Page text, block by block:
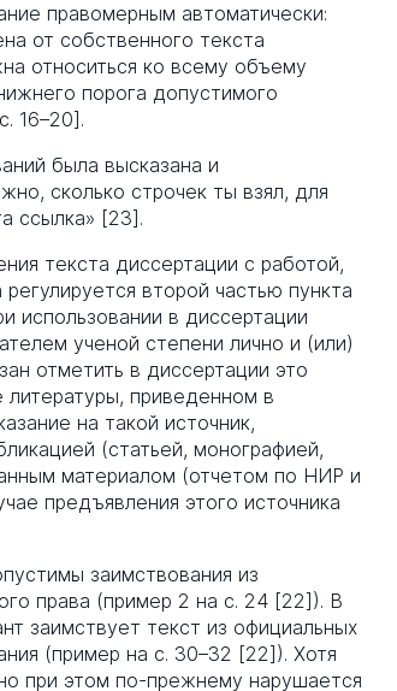
правомерным автоматически:
от собственного текста
относиться ко всему объему
порога допустимого
16–20].
была высказана и
сколько строчек ты взял, для
ссылка» [23].
текста диссертации с работой,
второй частью пункта
использовании в диссертации
ученой степени лично и (или)
отметить в диссертации это
литературы, приведенном в
на такой источник,
(статьей, монографией,
материалом (отчетом по НИР и
предъявления этого источника
заимствования из
права (пример 2 на с. 24 [22]). В
заимствует текст из официальных
(пример на с. 30–32 [22]). Хотя
при этом по-прежнему нарушается